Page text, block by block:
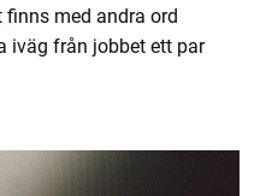
med andra ord
iväg från jobbet ett par